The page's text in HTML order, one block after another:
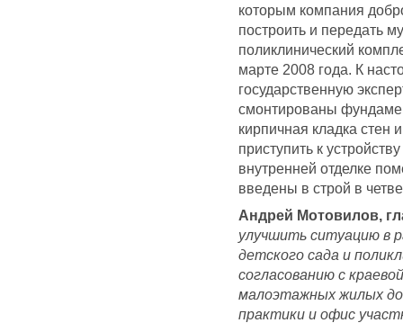
которым компания
построить и передать
поликлинический
марте 2008 года. К
государственную
смонтированы
кирпичная кладка стен
приступить к
внутренней отделке
введены в строй в
Андрей Мотовилов,
улучшить ситуацию в
детского сада и
согласованию с
малоэтажных жилых
практики и офис